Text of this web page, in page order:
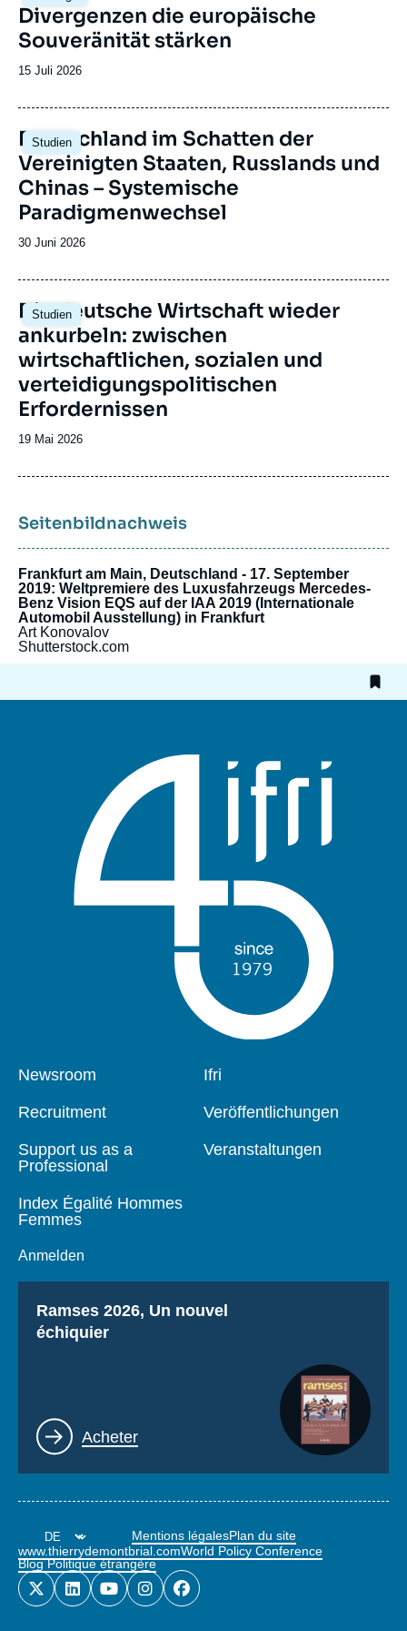
Gesellschaft für Auswärtige Politik (DGAP)
und mit Unterstützung der Robert Bosch
Stiftung geleitet wurde, sowie an der Gruppe
Daniel Vernet (ehemals Deutsch-
Divergenzen die europäische
Souveränität stärken
Date
publication
15 Juli 2026
Studien
Image
principale
Deutschland im Schatten der
Vereinigten Staaten, Russlands und
Chinas – Systemische
Paradigmenwechsel
Date
publication
30 Juni 2026
Studien
Image
principale
Die deutsche Wirtschaft wieder
ankurbeln: zwischen
wirtschaftlichen, sozialen und
verteidigungspolitischen
Erfordernissen
Date
publication
19 Mai 2026
Seitenbildnachweis
Frankfurt am Main, Deutschland - 17. September
2019: Weltpremiere des Luxusfahrzeugs Mercedes-
Benz Vision EQS auf der IAA 2019 (Internationale
Automobil Ausstellung) in Frankfurt
Art Konovalov
Shutterstock.com
Pied
Newsroom
Recruitment
Support us as a
Professional
Index Égalité Hommes
Femmes
Anmelden
Navigation
Ifri
Veröffentlichungen
Veranstaltungen
Titre
Ramses 2026, Un nouvel
échiquier
Lien
Acheter
Mentions légalesPlan du site
www.thierrydemontbrial.comWorld Policy Conference
Blog Politique étrangère